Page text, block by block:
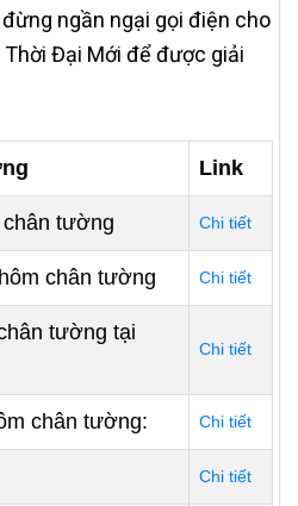
ngần ngại gọi điện cho
Đại Mới để được giải
Link
tường Chi tiết
chân tường Chi tiết
tường tại
Chi tiết
chân tường: Chi tiết
Chi tiết